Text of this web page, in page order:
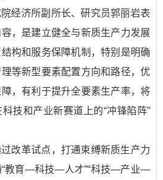
经济所副所长、研究员郭丽岩表
，是建立健全与新质生产力发展
构和服务保障机制，特别是明确
等新型要素配置方向和路径，优
，有利于提升全要素生产率，将
技和产业新赛道上的“冲锋陷阵”
改革试点，打通束缚新质生产力
“教育—科技—人才”“科技—产业—